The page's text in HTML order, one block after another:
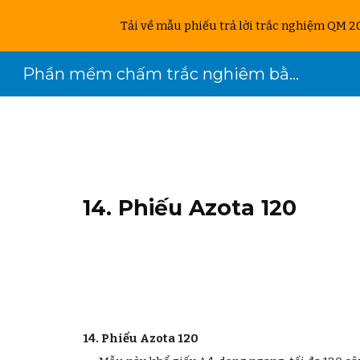
Tải về mẫu phiếu trả lời trắc nghiệm QM
Phần mềm chấm trắc nghiêm bằng điện thoại
14. Phiếu Azota 120
14. Phiếu Azota 120